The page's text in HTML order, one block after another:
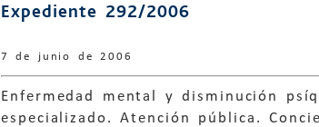
Expediente 292/2006
7 de junio de 2006
Enfermedad mental y disminución
especializado. Atención pública.